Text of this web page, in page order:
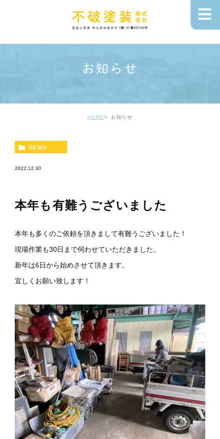
お知らせ
HOME お知らせ
NEWS
2022.12.30
本年も有難うございました
本年も多くのご依頼を頂きまして有難うございました！
現場作業も30日まで伺わせていただきました。
新年は6日から始めさせて頂きます。
宜しくお願い致します！